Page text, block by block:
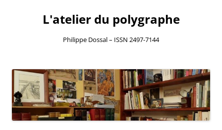
L'atelier du polygraphe
Philippe Dossal – ISSN 2497-7144
au
contenu